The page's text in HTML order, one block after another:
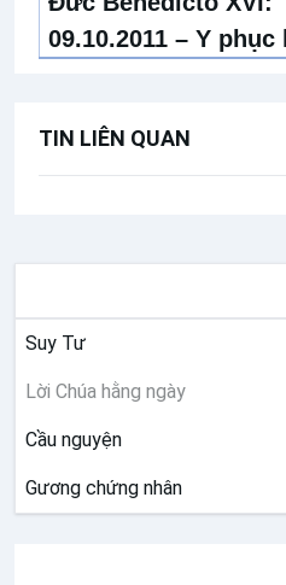
09.10.2011 –Y phục
TIN LIÊN QUAN
Suy Tư
Lời Chúa hằng ngày
Cầu nguyện
Gương chứng nhân